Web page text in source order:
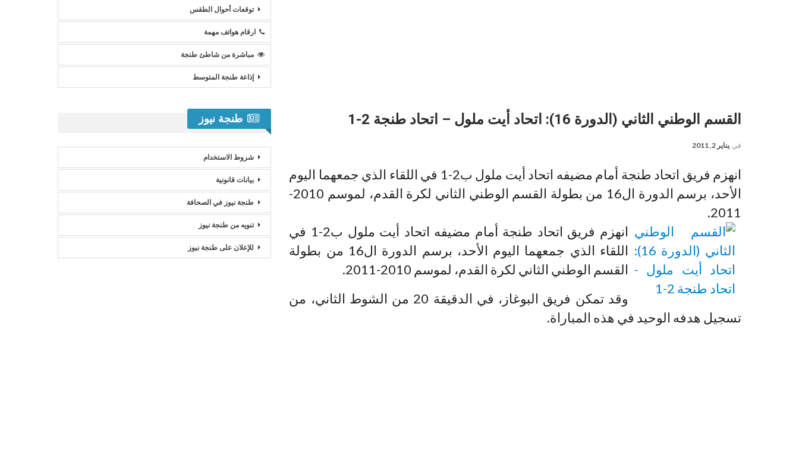
القسم الوطني الثاني (الدورة 16): اتحاد أيت ملول – اتحاد طنجة 2-1
في يناير 2, 2011
انهزم فريق اتحاد طنجة أمام مضيفه اتحاد أيت ملول ب2-1 في اللقاء الذي جمعهما اليوم
الأحد، برسم الدورة ال16 من بطولة القسم الوطني الثاني لكرة القدم، لموسم 2010-
2011.
انهزم فريق اتحاد طنجة أمام مضيفه اتحاد أيت ملول ب2-1 في
اللقاء الذي جمعهما اليوم الأحد، برسم الدورة ال16 من بطولة
القسم الوطني الثاني لكرة القدم، لموسم 2010-2011.
وقد تمكن فريق البوغاز، في الدقيقة 20 من الشوط الثاني، من
تسجيل هدفه الوحيد في هذه المباراة.
توقعات أحوال الطقس
ارقام هواتف مهمة
مباشرة من شاطئ طنجة
إذاعة طنجة المتوسط
طنجة نيوز
شروط الاستخدام
بيانات قانونية
طنجة نيوز في الصحافة
تنويه من طنجة نيوز
للإعلان على طنجة نيوز